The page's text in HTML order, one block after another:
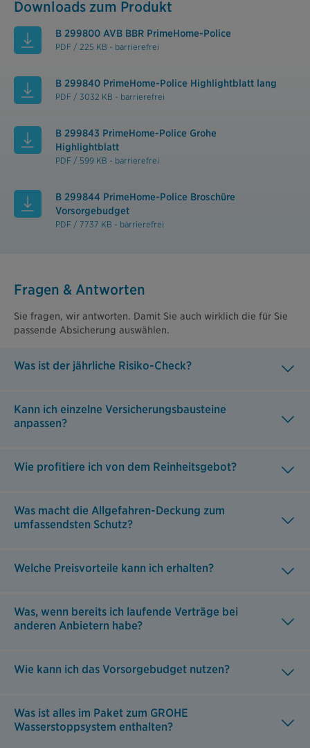
Downloads zum Produkt
B 299800 AVB BBR PrimeHome-Police
PDF / 225 KB - barrierefrei
B 299840 PrimeHome-Police Highlightblatt lang
PDF / 3032 KB - barrierefrei
B 299843 PrimeHome-Police Grohe
Highlightblatt
PDF / 599 KB - barrierefrei
B 299844 PrimeHome-Police Broschüre
Vorsorgebudget
PDF / 7737 KB - barrierefrei
Fragen & Antworten
Sie fragen, wir antworten. Damit Sie auch wirklich die für Sie
passende Absicherung auswählen.
Was ist der jährliche Risiko-Check?
Kann ich einzelne Versicherungsbausteine
anpassen?
Wie profitiere ich von dem Reinheitsgebot?
Was macht die Allgefahren-Deckung zum
umfassendsten Schutz?
Welche Preisvorteile kann ich erhalten?
Was, wenn bereits ich laufende Verträge bei
anderen Anbietern habe?
Wie kann ich das Vorsorgebudget nutzen?
Was ist alles im Paket zum GROHE
Wasserstoppsystem enthalten?